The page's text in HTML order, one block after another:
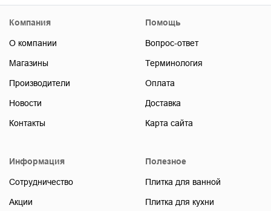
Компания
О компании
Магазины
Производители
Новости
Контакты
Помощь
Вопрос-ответ
Терминология
Оплата
Доставка
Карта сайта
Информация
Сотрудничество
Акции
Полезное
Плитка для ванной
Плитка для кухни